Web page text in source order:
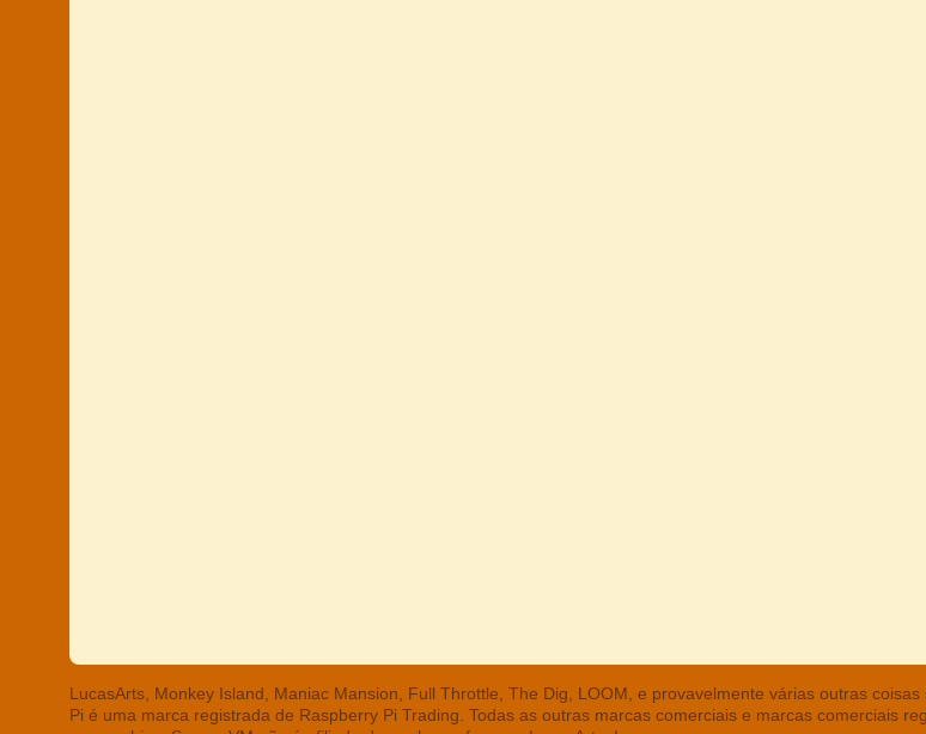
LucasArts, Monkey Island, Maniac Mansion, Full Throttle, The Dig, LOOM, e provavelmente várias outras
Pi é uma marca registrada de Raspberry Pi Trading. Todas as outras marcas comerciais e marcas comerciais